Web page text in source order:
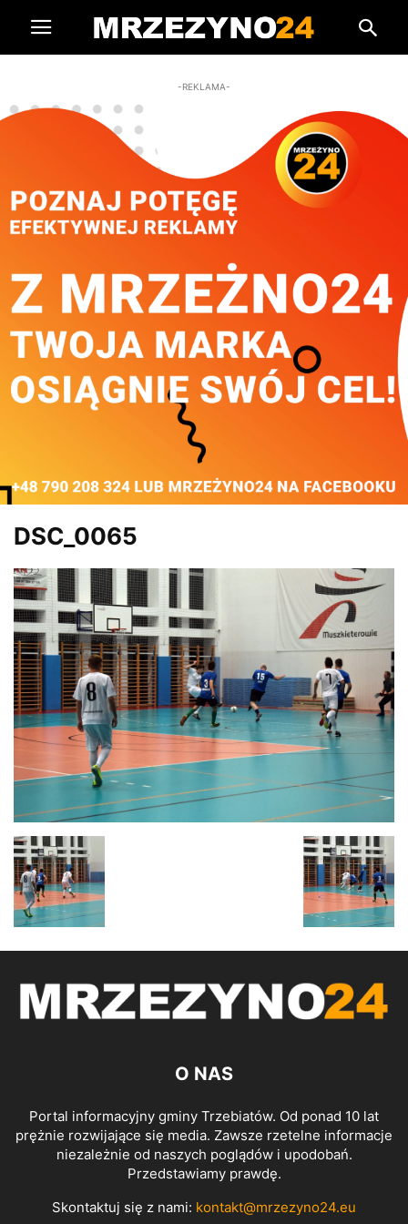
-REKLAMA-
DSC_0065
O NAS
Portal informacyjny gminy Trzebiatów. Od ponad 10 lat
prężnie rozwijające się media. Zawsze rzetelne informacje
niezależnie od naszych poglądów i upodobań.
Przedstawiamy prawdę.
Skontaktuj się z nami: kontakt@mrzezyno24.eu